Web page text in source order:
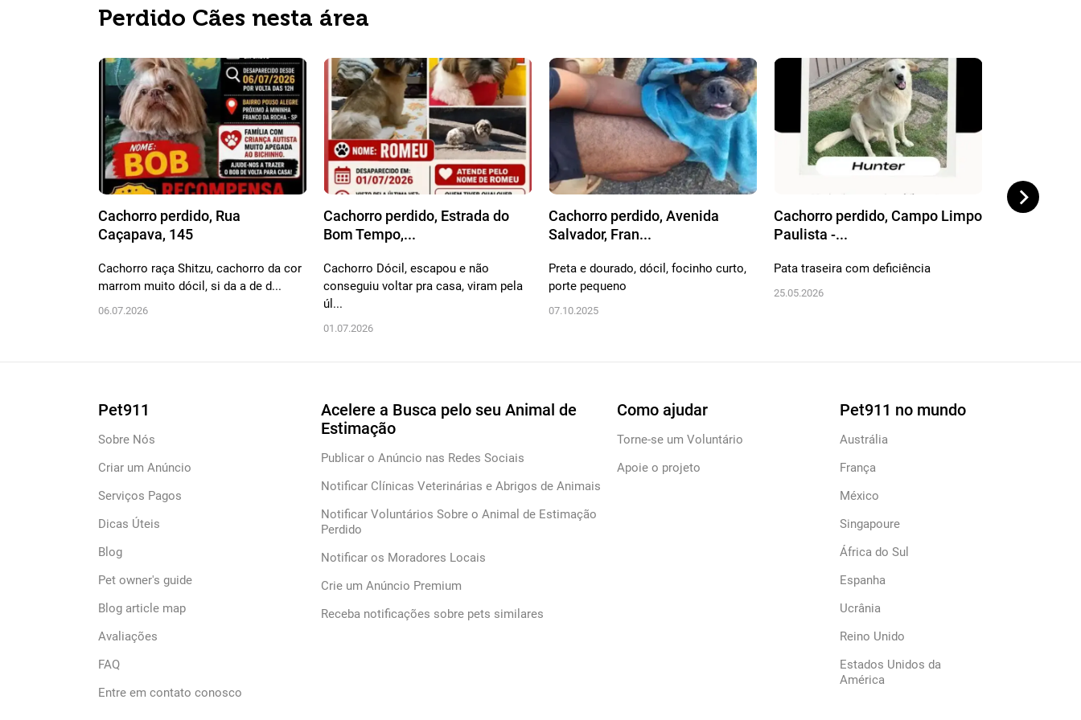
Perdido Cães nesta área
Cachorro perdido, Rua
Caçapava, 145
Cachorro raça Shitzu, cachorro da cor
marrom muito dócil, si da a de d...
06.07.2026
Cachorro perdido, Estrada do
Bom Tempo,...
Cachorro Dócil, escapou e não
conseguiu voltar pra casa, viram pela
úl...
01.07.2026
Cachorro perdido, Avenida
Salvador, Fran...
Preta e dourado, dócil, focinho curto,
porte pequeno
07.10.2025
Cachorro perdido, Campo Limpo
Paulista -...
Pata traseira com deficiência
25.05.2026
Cachorro
Pet911
Sobre Nós
Criar um Anúncio
Serviços Pagos
Dicas Úteis
Blog
Pet owner's guide
Blog article map
Avaliações
FAQ
Entre em contato conosco
Acelere a Busca pelo seu Animal de
Estimação
Publicar o Anúncio nas Redes Sociais
Notificar Clínicas Veterinárias e Abrigos de Animais
Notificar Voluntários Sobre o Animal de Estimação
Perdido
Notificar os Moradores Locais
Crie um Anúncio Premium
Receba notificações sobre pets similares
Como ajudar
Torne-se um Voluntário
Apoie o projeto
Pet911 no mundo
Austrália
França
México
Singapoure
África do Sul
Espanha
Ucrânia
Reino Unido
Estados Unidos da
América